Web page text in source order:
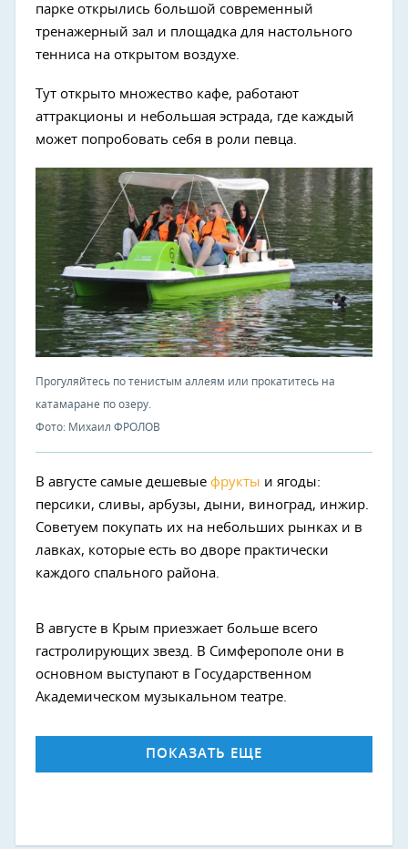
парке открылись большой современный
тренажерный зал и площадка для настольного
тенниса на открытом воздухе.
Тут открыто множество кафе, работают
аттракционы и небольшая эстрада, где каждый
может попробовать себя в роли певца.
Прогуляйтесь по тенистым аллеям или прокатитесь на
катамаране по озеру.
Фото: Михаил ФРОЛОВ
В августе самые дешевые фрукты и ягоды:
персики, сливы, арбузы, дыни, виноград, инжир.
Советуем покупать их на небольших рынках и в
лавках, которые есть во дворе практически
каждого спального района.
В августе в Крым приезжает больше всего
гастролирующих звезд. В Симферополе они в
основном выступают в Государственном
Академическом музыкальном театре.
ПОКАЗАТЬ ЕЩЕ